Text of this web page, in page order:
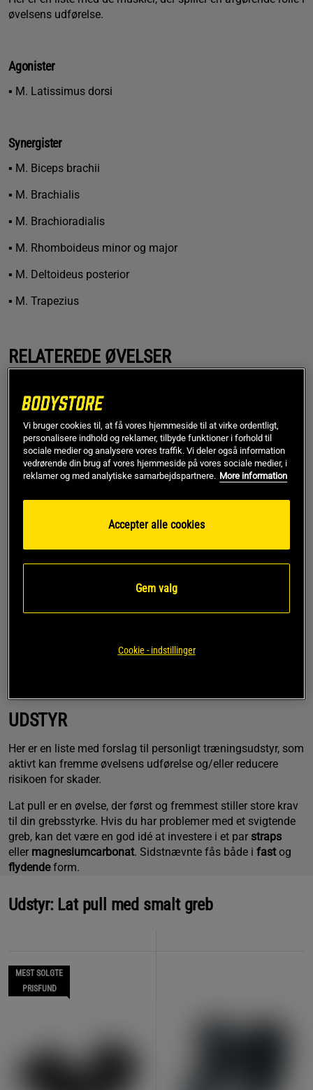
øvelsens udførelse.
Agonister
▪ M. Latissimus dorsi
Synergister
▪ M. Biceps brachii
▪ M. Brachialis
▪ M. Brachioradialis
▪ M. Rhomboideus minor og major
▪ M. Deltoideus posterior
▪ M. Trapezius
RELATEREDE ØVELSER
nærtbeslægtede muskelgrupper.
M. Latissimus dorsi
Chins
Øvelsestype:Basisøvelse
UDSTYR
Her er en liste med forslag til personligt træningsudstyr, som
aktivt kan fremme øvelsens udførelse og/eller reducere
risikoen for skader.
Lat pull er en øvelse, der først og fremmest stiller store krav
til din grebsstyrke. Hvis du har problemer med et svigtende
greb, kan det være en god idé at investere i et par straps
eller magnesiumcarbonat. Sidstnævnte fås både i fastog
flydendeform.
Udstyr: Lat pull med smalt greb
MEST SOLGTE
PRISFUND
Vi bruger cookies til, at få vores hjemmeside til at virke ordentligt,
personalisere indhold og reklamer, tilbyde funktioner i forhold til
sociale medier og analysere vores traffik. Vi deler også information
vedrørende din brug af vores hjemmeside på vores sociale medier, i
reklamer og med analytiske samarbejdspartnere. More information
Accepter alle cookies
Gem valg
Cookie - indstillinger